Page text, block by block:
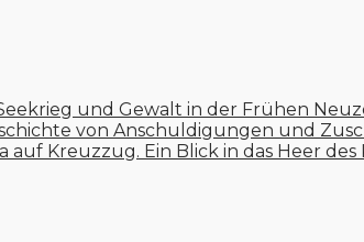
und Gewalt in der Frühen
von Anschuldigungen und
auf Kreuzzug. Ein Blick in das Heer des